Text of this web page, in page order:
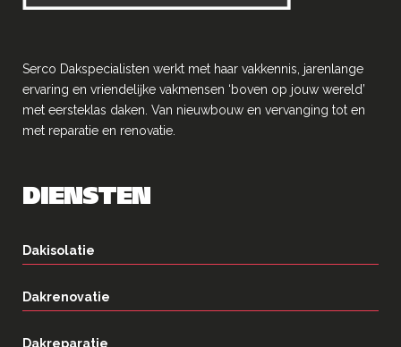
Serco Dakspecialisten werkt met haar vakkennis, jarenlange
ervaring en vriendelĳke vakmensen ‘boven op jouw wereld’
met eersteklas daken. Van nieuwbouw en vervanging tot en
met reparatie en renovatie.
DIENSTEN
Dakisolatie
Dakrenovatie
Dakreparatie